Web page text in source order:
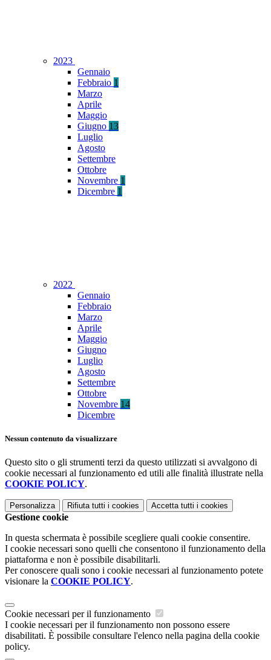
2023
Gennaio
Febbraio 1
Marzo
Aprile
Maggio
Giugno 13
Luglio
Agosto
Settembre
Ottobre
Novembre 1
Dicembre 1
2022
Gennaio
Febbraio
Marzo
Aprile
Maggio
Giugno
Luglio
Agosto
Settembre
Ottobre
Novembre 14
Dicembre
Nessun contenuto da visualizzare
Questo sito o gli strumenti terzi da questo utilizzati si avvalgono di
cookie necessari al funzionamento ed utili alle finalità illustrate nella
COOKIE POLICY.
Personalizza Rifiuta tutti i cookies Accetta tutti i cookies
Gestione cookie
In questa schermata è possibile scegliere quali cookie consentire.
I cookie necessari sono quelli che consentono il funzionamento della
piattaforma e non è possibile disabilitarli.
Per conoscere quali sono i cookie necessari al funzionamento potete
visionare la COOKIE POLICY.
Cookie necessari per il funzionamento
I cookie necessari per il funzionamento non possono essere
disabilitati. È possibile consultare l'elenco nella pagina della cookie
policy.